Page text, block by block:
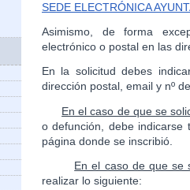
SEDE ELECTRÓNICA
Asimismo, de forma
electrónico o postal en las
En la solicitud debes
dirección postal, email y nº
En el caso de que se
o defunción, debe
página donde se inscribió.
En el caso de que se
realizar lo siguiente: